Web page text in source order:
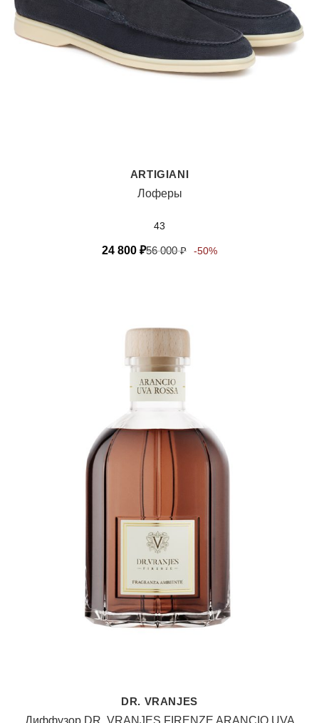
ARTIGIANI
Лоферы
43
24 800 ₽56 000₽ -50%
DR. VRANJES